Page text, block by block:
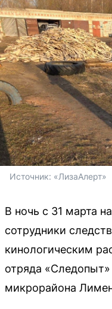
Источник: «ЛизаАлерт»
В ночь с 31 марта
сотрудники
кинологическим
отряда
микрорайона